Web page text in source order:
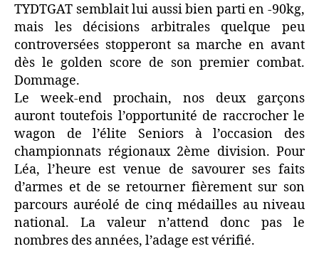
TYDTGAT semblait lui aussi bien parti en -90kg,
mais les décisions arbitrales quelque peu
controversées stopperont sa marche en avant
dès le golden score de son premier combat.
Dommage.
Le week-end prochain, nos deux garçons
auront toutefois l’opportunité de raccrocher le
wagon de l’élite Seniors à l’occasion des
championnats régionaux 2ème division. Pour
Léa, l’heure est venue de savourer ses faits
d’armes et de se retourner fièrement sur son
parcours auréolé de cinq médailles au niveau
national. La valeur n’attend donc pas le
nombres des années, l’adage est vérifié.